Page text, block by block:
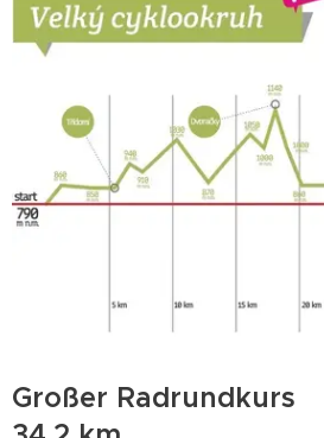
Großer Radrundkurs